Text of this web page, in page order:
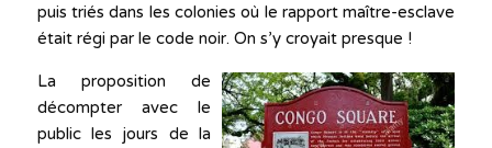
puis triés dans les colonies où le rapport maître-esclave
était régi par le code noir. On s’y croyait presque !
La proposition de
décompter avec le
public les jours de la